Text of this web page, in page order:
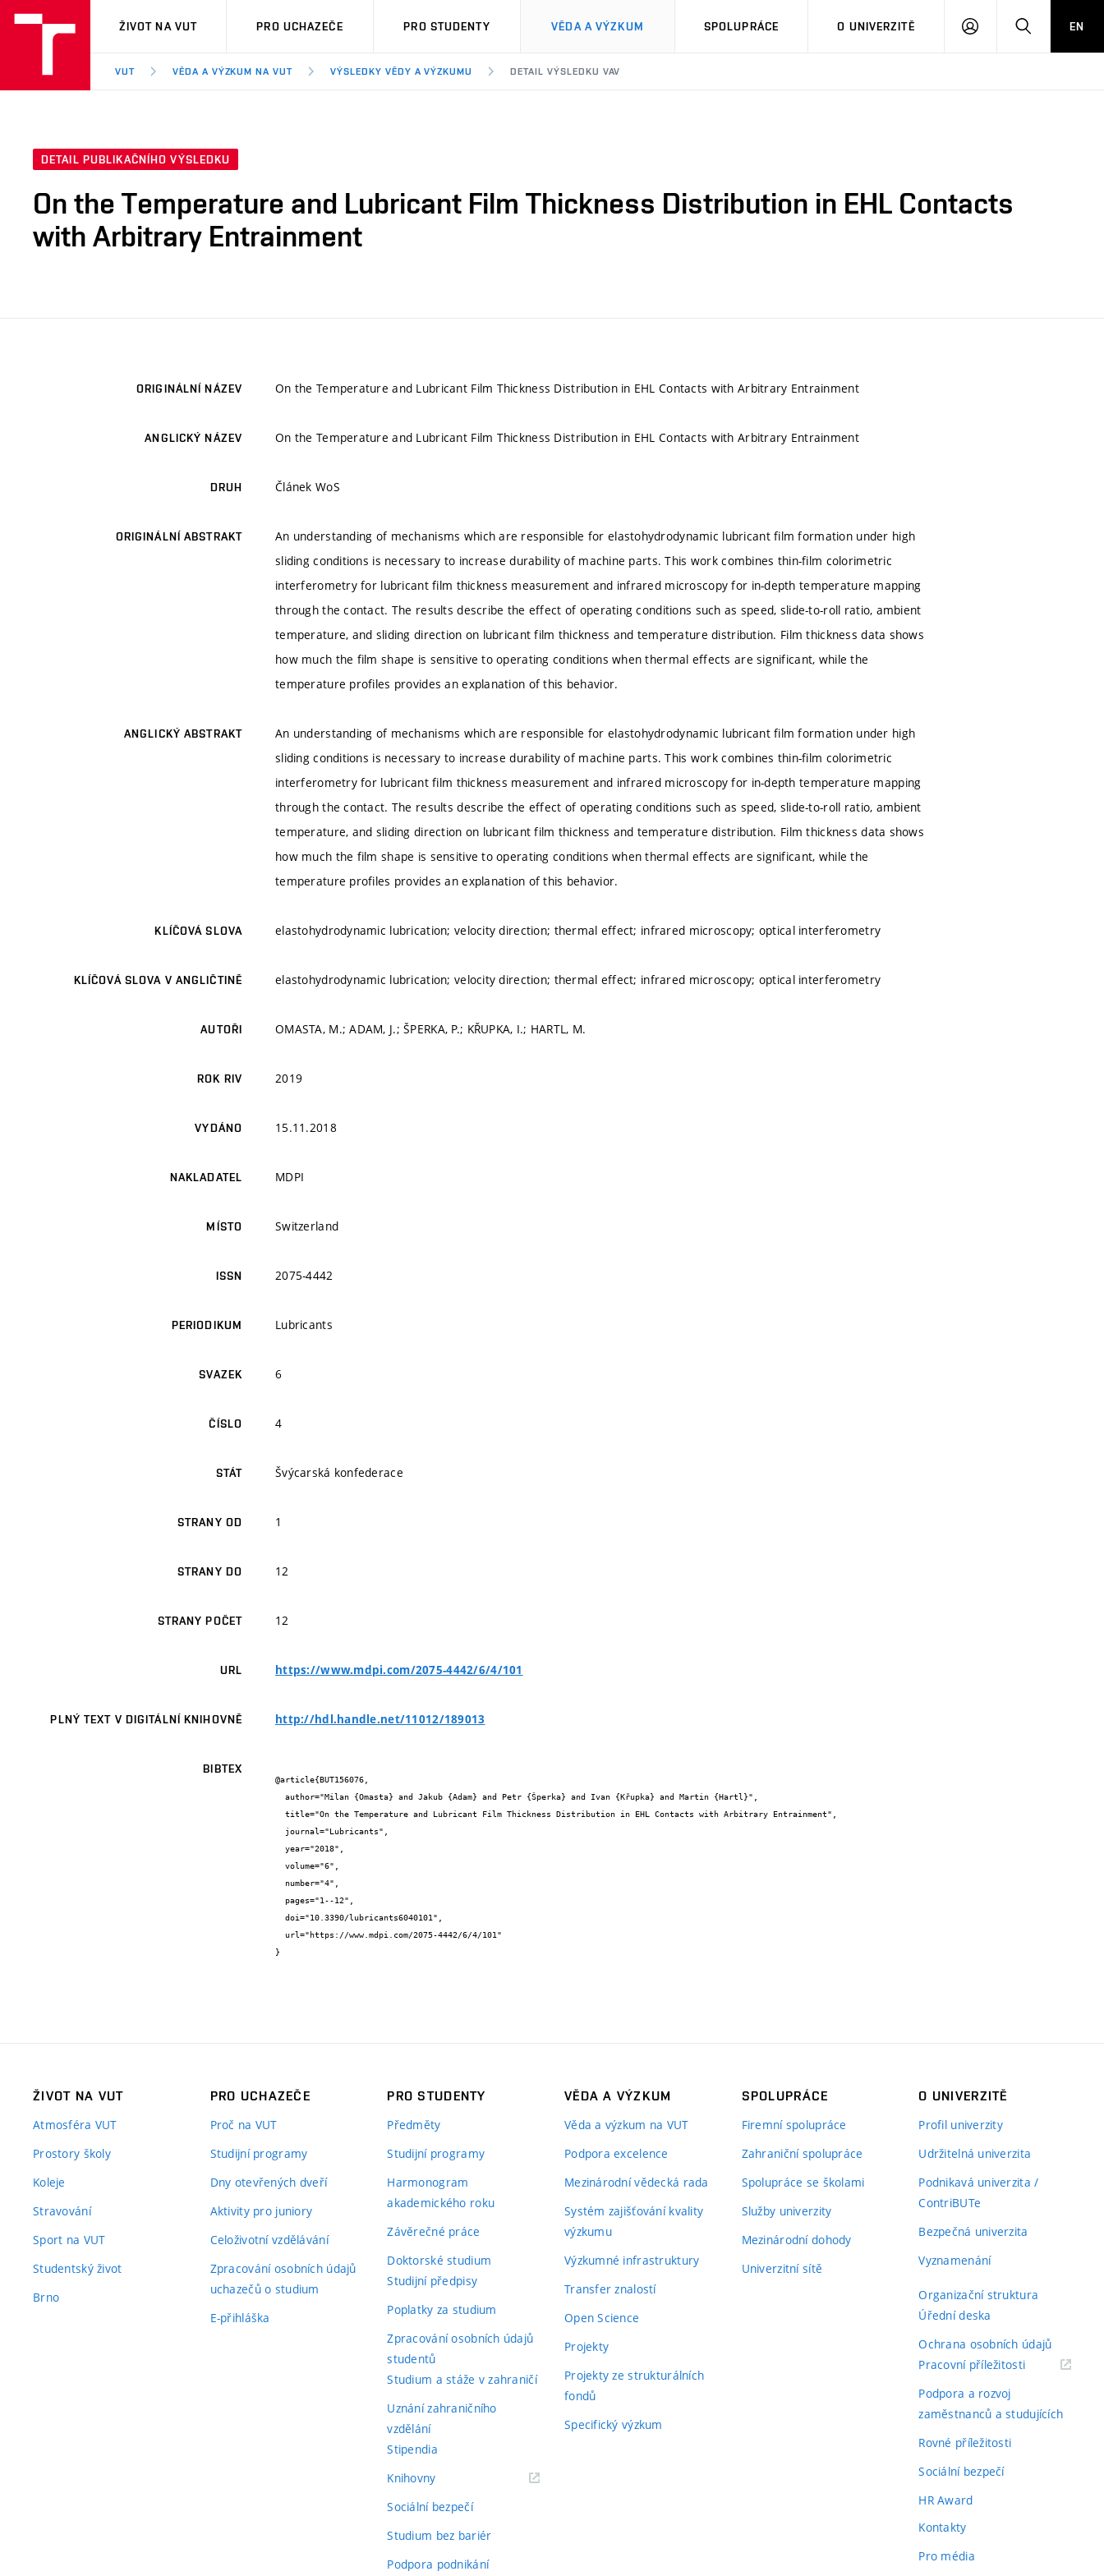
VUT
ŽIVOT NA VUT PRO UCHAZEČE PRO STUDENTY VĚDA A VÝZKUM SPOLUPRÁCE O UNIVERZITĚ
PŘIHLÁSIT HLEDATEN
VUT VĚDA A VÝZKUM NA VUT VÝSLEDKY VĚDY A VÝZKUMU DETAIL VÝSLEDKU VAV
DETAIL PUBLIKAČNÍHO VÝSLEDKU
On the Temperature and Lubricant Film Thickness Distribution in EHL Contacts
with Arbitrary Entrainment
ORIGINÁLNÍ NÁZEV On the Temperature and Lubricant Film Thickness Distribution in EHL Contacts with Arbitrary Entrainment
ANGLICKÝ NÁZEV On the Temperature and Lubricant Film Thickness Distribution in EHL Contacts with Arbitrary Entrainment
DRUH Článek WoS
ORIGINÁLNÍ ABSTRAKT
An understanding of mechanisms which are responsible for elastohydrodynamic lubricant film formation under high
sliding conditions is necessary to increase durability of machine parts. This work combines thin-film colorimetric
interferometry for lubricant film thickness measurement and infrared microscopy for in-depth temperature mapping
through the contact. The results describe the effect of operating conditions such as speed, slide-to-roll ratio, ambient
temperature, and sliding direction on lubricant film thickness and temperature distribution. Film thickness data shows
how much the film shape is sensitive to operating conditions when thermal effects are significant, while the
temperature profiles provides an explanation of this behavior.
ANGLICKÝ ABSTRAKT
An understanding of mechanisms which are responsible for elastohydrodynamic lubricant film formation under high
sliding conditions is necessary to increase durability of machine parts. This work combines thin-film colorimetric
interferometry for lubricant film thickness measurement and infrared microscopy for in-depth temperature mapping
through the contact. The results describe the effect of operating conditions such as speed, slide-to-roll ratio, ambient
temperature, and sliding direction on lubricant film thickness and temperature distribution. Film thickness data shows
how much the film shape is sensitive to operating conditions when thermal effects are significant, while the
temperature profiles provides an explanation of this behavior.
KLÍČOVÁ SLOVA elastohydrodynamic lubrication; velocity direction; thermal effect; infrared microscopy; optical interferometry
KLÍČOVÁ SLOVA V ANGLIČTINĚ elastohydrodynamic lubrication; velocity direction; thermal effect; infrared microscopy; optical interferometry
AUTOŘI OMASTA, M.; ADAM, J.; ŠPERKA, P.; KŘUPKA, I.; HARTL, M.
ROK RIV 2019
VYDÁNO 15.11.2018
NAKLADATEL MDPI
MÍSTO Switzerland
ISSN 2075-4442
PERIODIKUM Lubricants
SVAZEK 6
ČÍSLO 4
STÁT Švýcarská konfederace
STRANY OD 1
STRANY DO 12
STRANY POČET 12
URL https://www.mdpi.com/2075-4442/6/4/101
PLNÝ TEXT V DIGITÁLNÍ KNIHOVNĚ http://hdl.handle.net/11012/189013
BIBTEX
@article{BUT156076,
}
ŽIVOT NA VUT
Atmosféra VUT
Prostory školy
Koleje
Stravování
Sport na VUT
Studentský život
Brno
PRO UCHAZEČE
Proč na VUT
Studijní programy
Dny otevřených dveří
Aktivity pro juniory
Celoživotní vzdělávání
Zpracování osobních údajů
uchazečů o studium
E-přihláška
PRO STUDENTY
Předměty
Studijní programy
Harmonogram
akademického roku
Závěrečné práce
Doktorské studium
Studijní předpisy
Poplatky za studium
Zpracování osobních údajů
studentů
Studium a stáže v zahraničí
Uznání zahraničního
vzdělání
Stipendia
Knihovny(externí
Sociální bezpečí
Studium bez bariér
Podpora podnikání
VĚDA A VÝZKUM
Věda a výzkum na VUT
Podpora excelence
Mezinárodní vědecká rada
Systém zajišťování kvality
výzkumu
Výzkumné infrastruktury
Transfer znalostí
Open Science
Projekty
Projekty ze strukturálních
fondů
Specifický výzkum
SPOLUPRÁCE
Firemní spolupráce
Zahraniční spolupráce
Spolupráce se školami
Služby univerzity
Mezinárodní dohody
Univerzitní sítě
O UNIVERZITĚ
Profil univerzity
Udržitelná univerzita
Podnikavá univerzita /
ContriBUTe
Bezpečná univerzita
Vyznamenání
Organizační struktura
Úřední deska
Ochrana osobních údajů
Pracovní příležitosti(externí
Podpora a rozvoj
zaměstnanců a studujících
Rovné příležitosti
Sociální bezpečí
HR Award
Kontakty
Pro média